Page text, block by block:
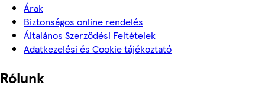
Árak
Biztonságos online rendelés
Általános Szerződési Feltételek
Adatkezelési és Cookie tájékoztató
Rólunk